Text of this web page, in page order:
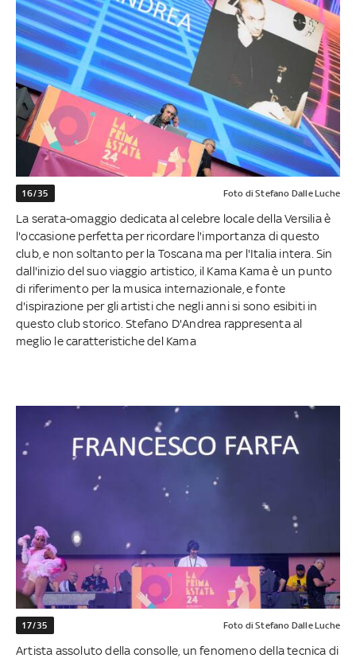
16/35 Foto di Stefano Dalle Luche
La serata-omaggio dedicata al celebre locale della Versilia è
l'occasione perfetta per ricordare l'importanza di questo
club, e non soltanto per la Toscana ma per l'Italia intera. Sin
dall'inizio del suo viaggio artistico, il Kama Kama è un punto
di riferimento per la musica internazionale, e fonte
d'ispirazione per gli artisti che negli anni si sono esibiti in
questo club storico. Stefano D'Andrea rappresenta al
meglio le caratteristiche del Kama
17/35 Foto di Stefano Dalle Luche
Artista assoluto della consolle, un fenomeno della tecnica di